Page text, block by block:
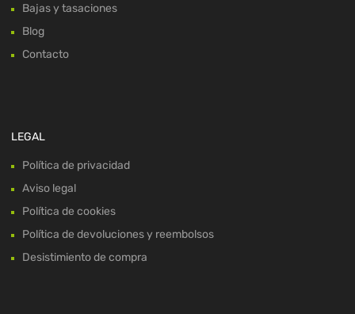
Bajas y tasaciones
Blog
Contacto
LEGAL
Política de privacidad
Aviso legal
Política de cookies
Política de devoluciones y reembolsos
Desistimiento de compra